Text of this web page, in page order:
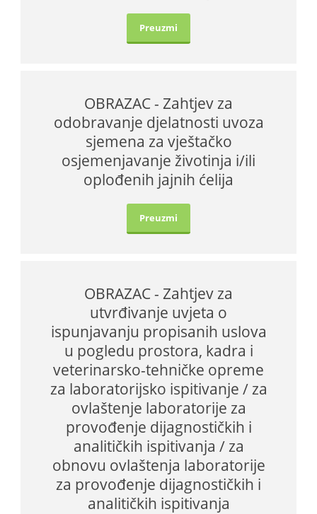
Preuzmi
OBRAZAC - Zahtjev za
odobravanje djelatnosti uvoza
sjemena za vještačko
osjemenjavanje životinja i/ili
oplođenih jajnih ćelija
Preuzmi
OBRAZAC - Zahtjev za
utvrđivanje uvjeta o
ispunjavanju propisanih uslova
u pogledu prostora, kadra i
veterinarsko-tehničke opreme
za laboratorijsko ispitivanje / za
ovlaštenje laboratorije za
provođenje dijagnostičkih i
analitičkih ispitivanja / za
obnovu ovlaštenja laboratorije
za provođenje dijagnostičkih i
analitičkih ispitivanja